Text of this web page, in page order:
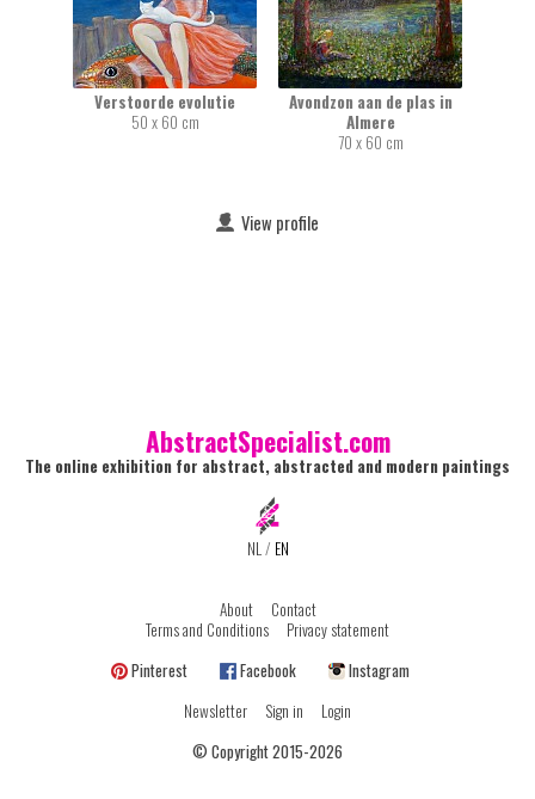
Verstoorde evolutie
50 x 60 cm
Avondzon aan de plas in
Almere
70 x 60 cm
View profile
AbstractSpecialist.com
The online exhibition for abstract, abstracted and modern paintings
NL/ EN
About
Contact
Terms and Conditions
Privacy statement
Pinterest
Facebook
Instagram
Newsletter
Sign in
Login
© Copyright 2015-2026